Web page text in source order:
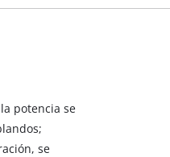
to the list of technologies used.
Powered by
potencia se
se